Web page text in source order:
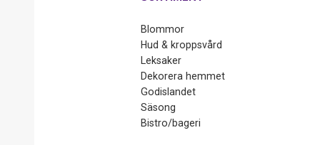
Blommor
Hud & kroppsvård
Leksaker
Dekorera hemmet
Godislandet
Säsong
Bistro/bageri